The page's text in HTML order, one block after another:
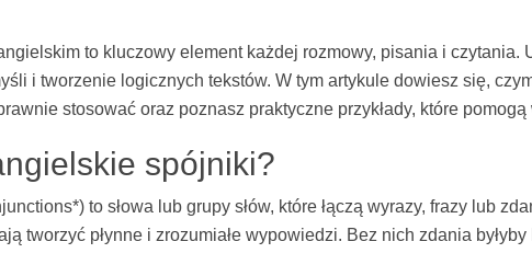
to kluczowy element każdej rozmowy, pisania i czytania.
i tworzenie logicznych tekstów. W tym artykule dowiesz się,
stosować oraz poznasz praktyczne przykłady, które pomogą
spójniki?
to słowa lub grupy słów, które łączą wyrazy, frazy lub
tworzyć płynne i zrozumiałe wypowiedzi. Bez nich zdania